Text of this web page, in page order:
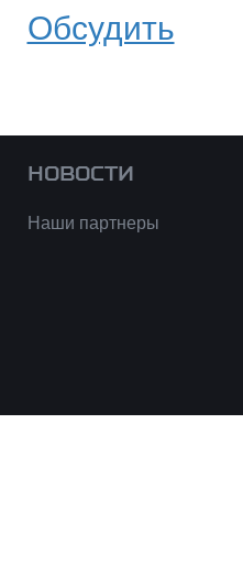
Обсудить
НОВОСТИ
Наши партнеры